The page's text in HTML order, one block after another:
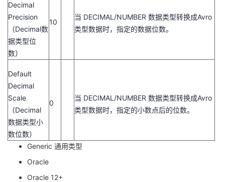
Decimal
Precision
（Decimal数
据类型位
数）
10
当 DECIMAL/NUMBER 数据类型转换成Avro
类型数据时，指定的数据位数。
Default
Decimal
Scale
（Decimal
数据类型小
数位数）
0
当 DECIMAL/NUMBER 数据类型转换成Avro
类型数据时，指定的小数点后的位数。
Generic 通用类型
Oracle
Oracle 12+